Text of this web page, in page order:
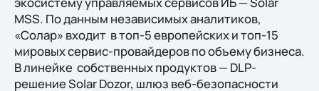
MSS. По данным независимых аналитиков,
«Солар» входит в топ-5 европейских и топ-15
мировых сервис-провайдеров по объему бизнеса.
В линейке собственных продуктов — DLP-
решение Solar Dozor, шлюз веб-безопасности